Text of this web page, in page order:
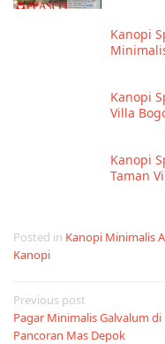
Kanopi
Kanopi
Villa
Kanopi
Taman
Posted in Kanopi Minimalis
Kanopi
Post
navigation
Previous post
Pagar Minimalis Galvalum di
Pancoran Mas Depok